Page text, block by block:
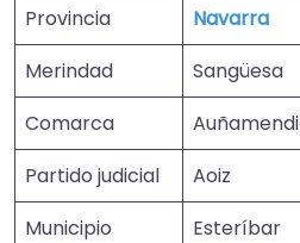
Provincia
Navarra
Merindad
Sangüesa
Comarca
Auñamendi
Partido judicial
Aoiz
Municipio
Esteríbar